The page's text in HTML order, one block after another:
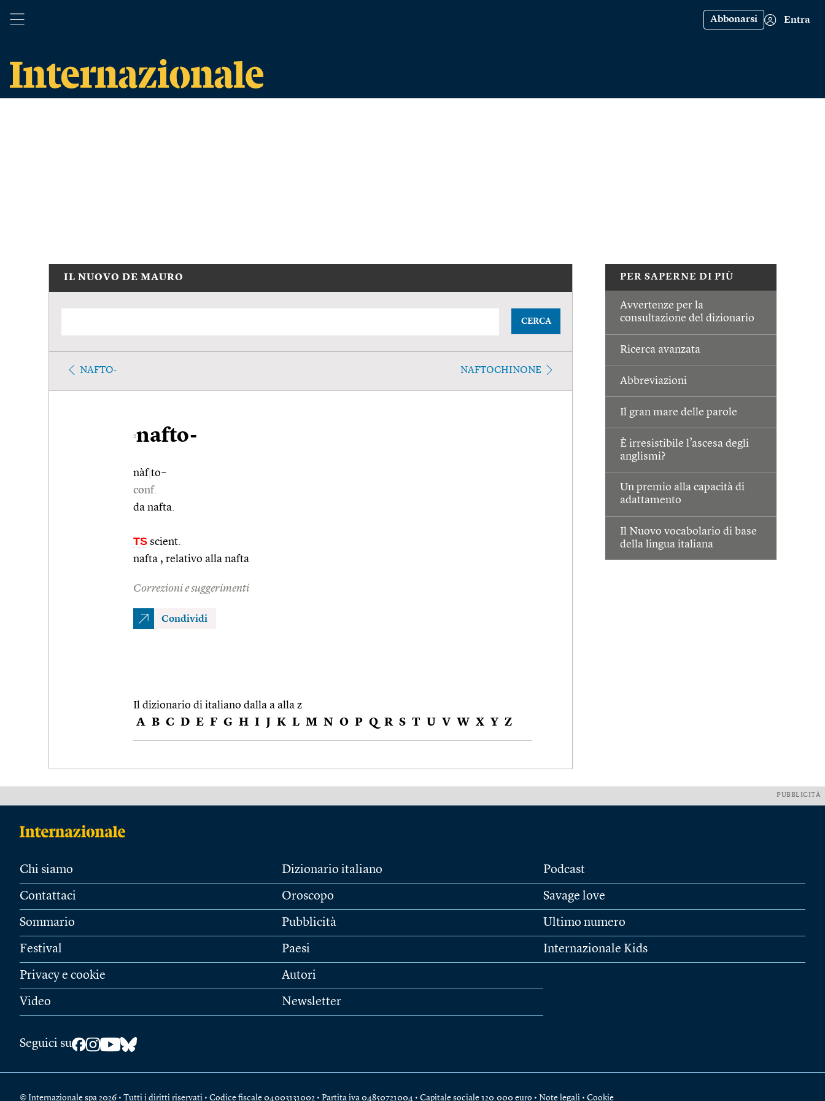
Abbonarsi Entra
PER SAPERNE DI PIÙ
Avvertenze per la
consultazione del dizionario
Ricerca avanzata
Abbreviazioni
Il gran mare delle parole
È irresistibile l’ascesa degli
anglismi?
Un premio alla capacità di
adattamento
Il Nuovo vocabolario di base
della lingua italiana
IL NUOVO DE MAURO
CERCA
NAFTO- NAFTOCHINONE
2nafto-
nàf|to–
conf.
da nafta.
TS scient.
nafta , relativo alla nafta
Correzioni e suggerimenti
Condividi
Il dizionario di italiano dalla a alla z
A B C D E F G H I J K L M N O P Q R S T U V W X Y Z
PUBBLICITÀ
Chi siamo
Contattaci
Sommario
Festival
Privacy e cookie
Video
Dizionario italiano
Oroscopo
Pubblicità
Paesi
Autori
Newsletter
Podcast
Savage love
Ultimo numero
Internazionale Kids
Seguici su
© Internazionale spa 2026 • Tutti i diritti riservati • Codice fiscale 04003131002 • Partita iva 04850721004 • Capitale sociale 120.000 euro • Note legali • Cookie